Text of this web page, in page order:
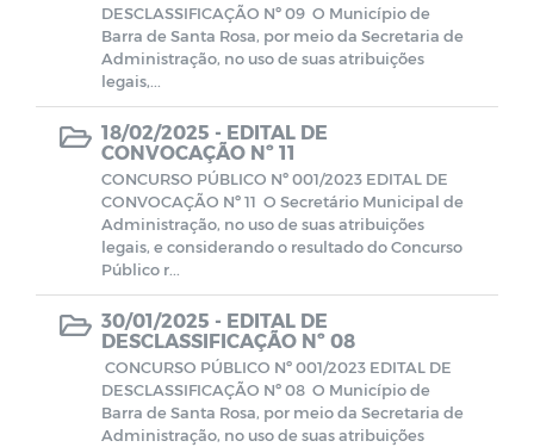
DESCLASSIFICAÇÃO Nº 09 O Município de
Barra de Santa Rosa, por meio da Secretaria de
Administração, no uso de suas atribuições
legais,...
18/02/2025 - EDITAL DE
CONVOCAÇÃO Nº 11
CONCURSO PÚBLICO Nº 001/2023 EDITAL DE
CONVOCAÇÃO Nº 11 O Secretário Municipal de
Administração, no uso de suas atribuições
legais, e considerando o resultado do Concurso
Público r...
30/01/2025 - EDITAL DE
DESCLASSIFICAÇÃO Nº 08
CONCURSO PÚBLICO Nº 001/2023 EDITAL DE
DESCLASSIFICAÇÃO Nº 08 O Município de
Barra de Santa Rosa, por meio da Secretaria de
Administração, no uso de suas atribuições